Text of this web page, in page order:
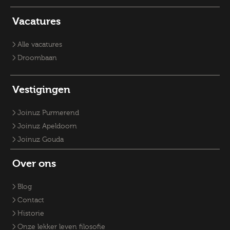
Vacature Planoloog
Vacatures RO-adviseurs
Vacatures Fysiek Domein
Vacature klantmanager
Recruiter
Accountmanager
Vacatures
Alle vacatures
Droombaan
Vestigingen
Joinuz Purmerend
Joinuz Apeldoorn
Joinuz Gouda
Over ons
Blog
Contact
Historie
Onze lekker leven filosofie